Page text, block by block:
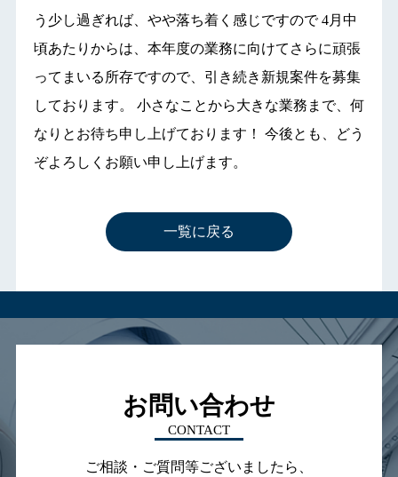
う少し過ぎれば、やや落ち着く感じですので 4月中
頃あたりからは、本年度の業務に向けてさらに頑張
ってまいる所存ですので、引き続き新規案件を募集
しております。 小さなことから大きな業務まで、何
なりとお待ち申し上げております！ 今後とも、どう
ぞよろしくお願い申し上げます。
一覧に戻る
お問い合わせ
CONTACT
ご相談・ご質問等ございましたら、